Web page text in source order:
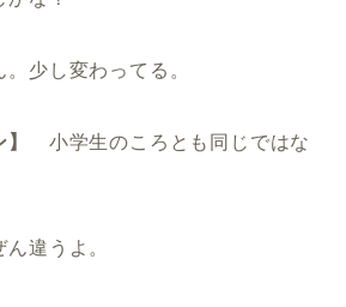
。少し変わってる。
】 小学生のころとも同じではな
ん違うよ。